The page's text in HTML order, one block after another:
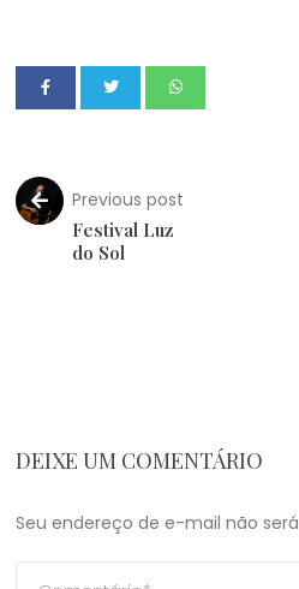
Previous post
Festival Luz
do Sol
DEIXE UM COMENTÁRIO
Seu endereço de e-mail não